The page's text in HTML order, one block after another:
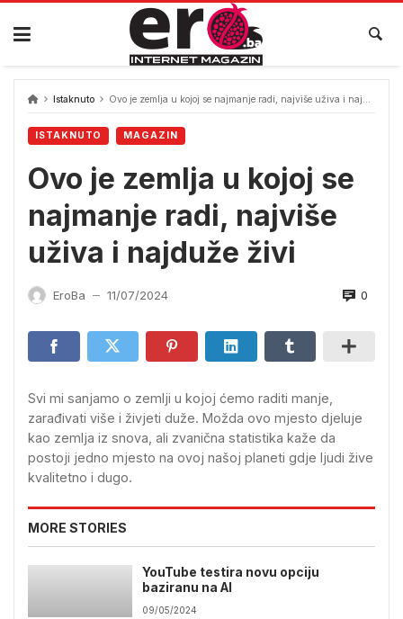
Skip
content
Istaknuto Ovo je zemlja u kojoj se najmanje radi, najviše uživa i najduže živi
ISTAKNUTO MAGAZIN
Ovo je zemlja u kojoj se
najmanje radi, najviše
uživa i najduže živi
EroBa — 11/07/2024 0
Svi mi sanjamo o zemlji u kojoj ćemo raditi manje,
zarađivati više i živjeti duže. Možda ovo mjesto djeluje
kao zemlja iz snova, ali zvanična statistika kaže da
postoji jedno mjesto na ovoj našoj planeti gdje ljudi žive
kvalitetno i dugo.
MORE STORIES
YouTube testira novu opciju
baziranu na AI
09/05/2024